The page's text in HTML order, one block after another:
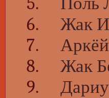
Жак
Жак